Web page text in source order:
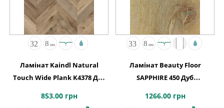
Ламінат Kaindl Natural
Touch Wide Plank K4378 Дуб
853.00 грн
Ламінат Beauty Floor
SAPPHIRE 450 Дуб
1266.00 грн